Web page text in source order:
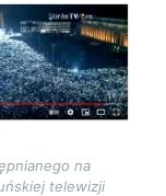
na
telewizji